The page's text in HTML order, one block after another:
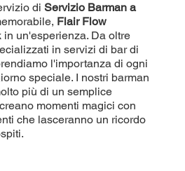
di Servizio Barman a
Flair Flow
in un'esperienza. Da oltre
in servizi di bar di
l'importanza di ogni
speciale. I nostri barman
più di un semplice
momenti magici con
che lasceranno un ricordo